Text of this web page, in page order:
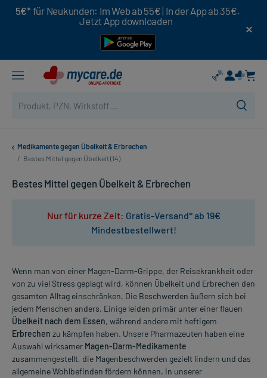
5€* für Neukunden: Im Web ab 55€ | In der App ab 35€.
Jetzt App downloaden
Medikamente gegen Übelkeit & Erbrechen
/ Bestes Mittel gegen Übelkeit (14)
Bestes Mittel gegen Übelkeit & Erbrechen
Nur für kurze Zeit: Gratis-Versand* ab 19€
Mindestbestellwert!
Wenn man von einer Magen-Darm-Grippe, der Reisekrankheit oder
von zu viel Stress geplagt wird, können Übelkeit und Erbrechen den
gesamten Alltag einschränken. Die Beschwerden äußern sich bei
jedem Menschen anders. Einige leiden primär unter einer flauen
Übelkeit nach dem Essen, während andere mit heftigem
Erbrechen zu kämpfen haben. Unsere Pharmazeuten haben eine
Auswahl wirksamer Magen-Darm-Medikamente
zusammengestellt, die Magenbeschwerden gezielt lindern und das
allgemeine Wohlbefinden fördern können. In unserer